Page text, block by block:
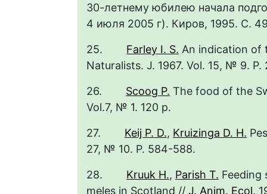
30-летнему юбилею начала
4 июля 2005 г). Киров, 1995. С.
25. Farley I. S. An indication of
Naturalists. J. 1967. Vol. 15, № 9.
26. Scoog P. The food of the
Vol.7, № 1. 120
27. Keij P. D., Kruizinga D. H.
27, № 10. P. 584-
28. Kruuk H., Parish T. Feeding
meles in Scotland // J. Anim. Ecol.